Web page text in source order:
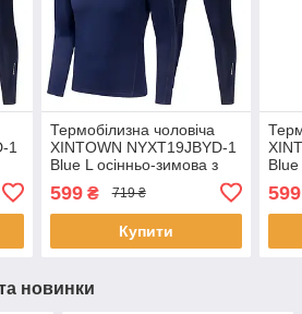
1
Термобілизна чоловіча
XINTOWN NYXT19JBYD-1
Blue L осінньо-зимова з
599₴ 719 ₴
Купити
Blue
шт.
599
новинки